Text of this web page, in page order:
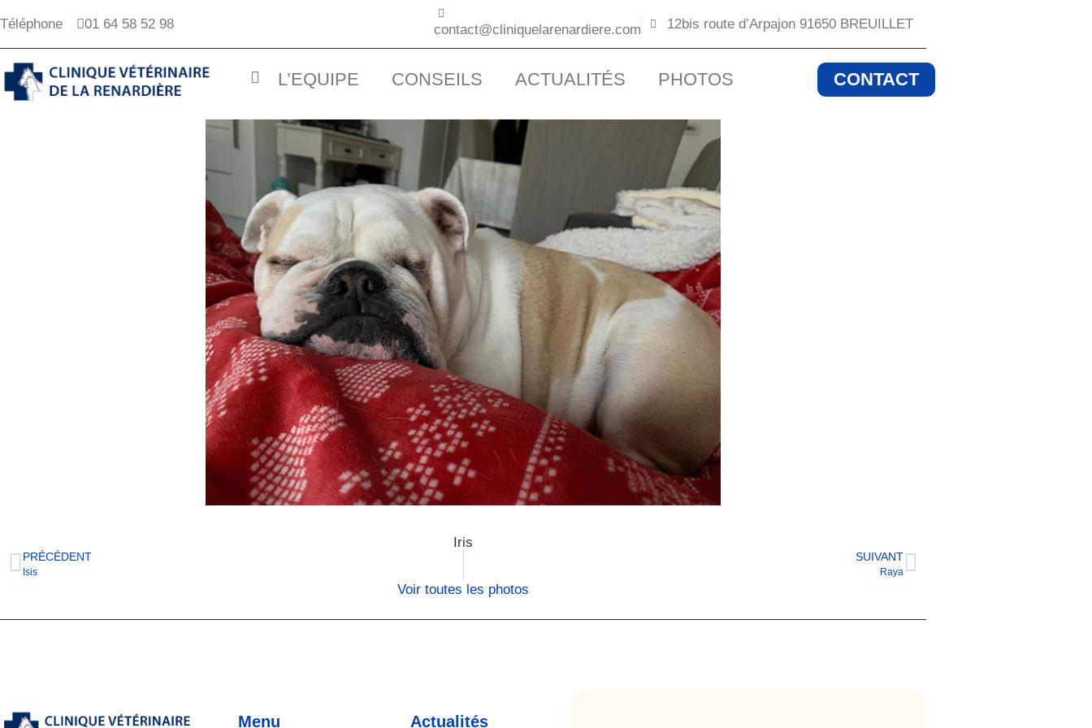
Téléphone 01 64 58 52 98 contact@cliniquelarenardiere.com 12bis route d’Arpajon 91650 BREUILLET
L’EQUIPE CONSEILS ACTUALITÉS PHOTOS CONTACT
Iris
PRÉCÉDENT
Isis
SUIVANT
Raya
Voir toutes les photos
Menu Actualités